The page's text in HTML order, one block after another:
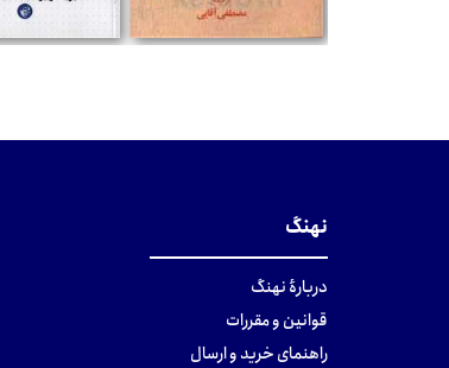
نهنگ
دربارهٔ نهنگ
قوانین و مقررات
راهنمای خرید و ارسال